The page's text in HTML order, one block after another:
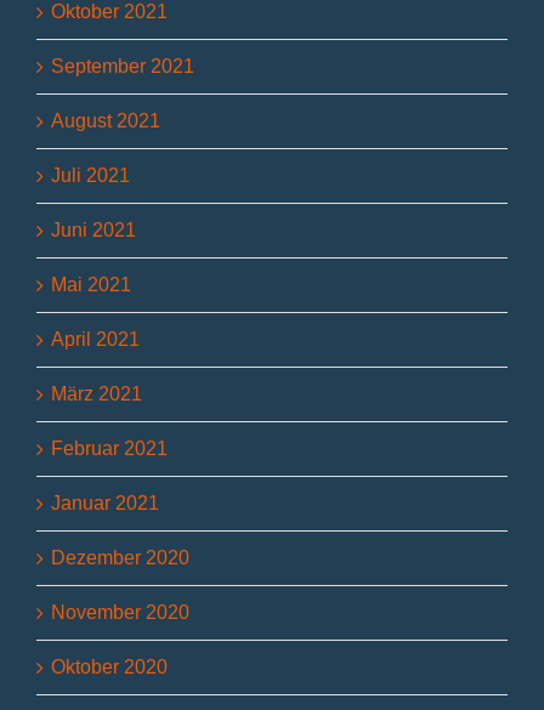
Oktober 2021
September 2021
August 2021
Juli 2021
Juni 2021
Mai 2021
April 2021
März 2021
Februar 2021
Januar 2021
Dezember 2020
November 2020
Oktober 2020